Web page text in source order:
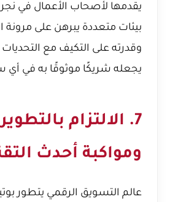
يقدمها لأصحاب الأعمال في
بيئات متعددة يبرهن على مرونة
وقدرته على التكيف مع التحديات
يجعله شريكًا موثوقًا به في
7. الالتزام
ومواكبة أحدث
عالم التسويق الرقمي يتطور